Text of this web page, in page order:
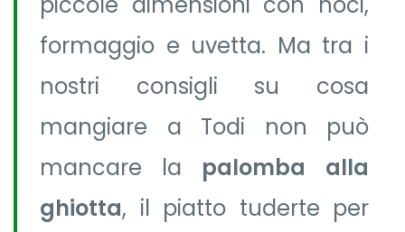
formaggio e uvetta. Ma tra i
nostri consigli su cosa
mangiare a Todi non può
mancare la palomba alla
ghiotta, il piatto tuderte per